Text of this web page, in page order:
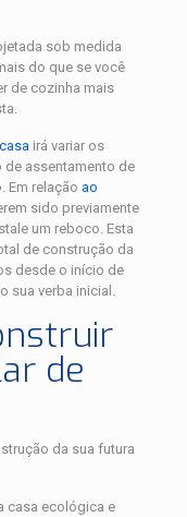
sob medida
do que se você
de cozinha mais
irá variar os
de assentamento de
Em relação ao
sido previamente
um reboco. Esta
de construção da
desde o início de
sua verba inicial.
de
da sua futura
casa ecológica e